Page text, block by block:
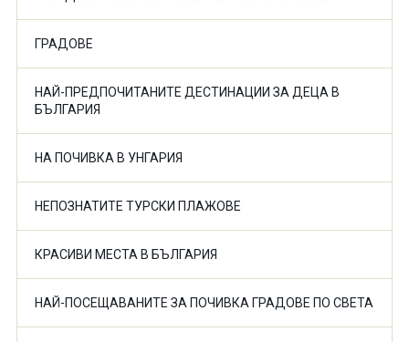
ГРАДОВЕ
НАЙ-ПРЕДПОЧИТАНИТЕ ДЕСТИНАЦИИ ЗА ДЕЦА В
БЪЛГАРИЯ
НА ПОЧИВКА В УНГАРИЯ
НЕПОЗНАТИТЕ ТУРСКИ ПЛАЖОВЕ
КРАСИВИ МЕСТА В БЪЛГАРИЯ
НАЙ-ПОСЕЩАВАНИТЕ ЗА ПОЧИВКА ГРАДОВЕ ПО СВЕТА